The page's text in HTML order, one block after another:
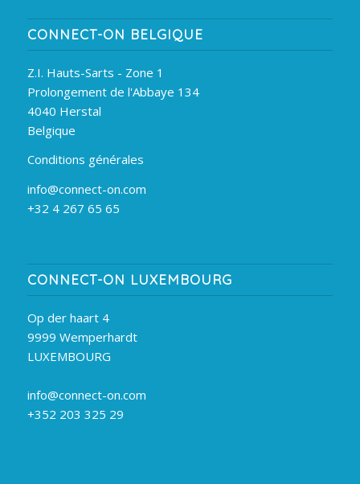
CONNECT-ON BELGIQUE
Z.I. Hauts-Sarts - Zone 1
Prolongement de l'Abbaye 134
4040 Herstal
Belgique
Conditions générales
info@connect-on.com
+32 4 267 65 65
CONNECT-ON LUXEMBOURG
Op der haart 4
9999 Wemperhardt
LUXEMBOURG
info@connect-on.com
+352 203 325 29